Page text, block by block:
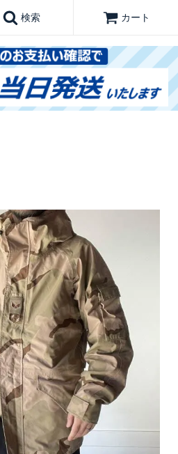
検索 カート